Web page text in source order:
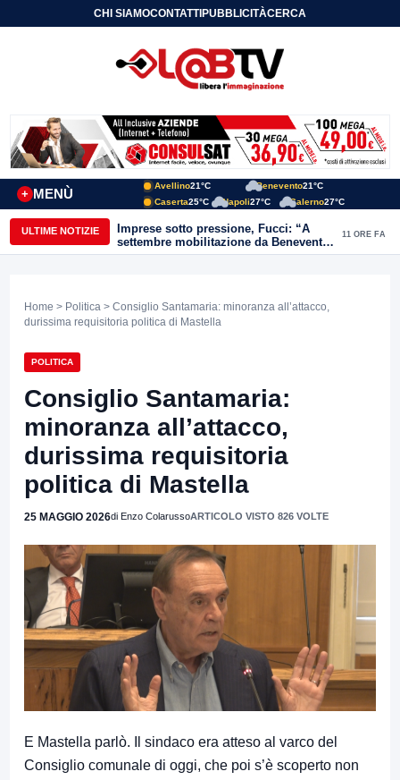
CHI SIAMOCONTATTIPUBBLICITÀCERCA
MENÙ
+
Avellino21°C Benevento21°C
Caserta25°C Napoli27°C Salerno27°C
ULTIME NOTIZIE
Imprese sotto pressione, Fucci: “A
settembre mobilitazione da Benevento
e Avellino”
11 ORE FA
Home > Politica > Consiglio Santamaria: minoranza all’attacco,
durissima requisitoria politica di Mastella
POLITICA
Consiglio Santamaria:
minoranza all’attacco,
durissima requisitoria
politica di Mastella
25 MAGGIO 2026di Enzo ColarussoARTICOLO VISTO 826 VOLTE
E Mastella parlò. Il sindaco era atteso al varco del
Consiglio comunale di oggi, che poi s’è scoperto non